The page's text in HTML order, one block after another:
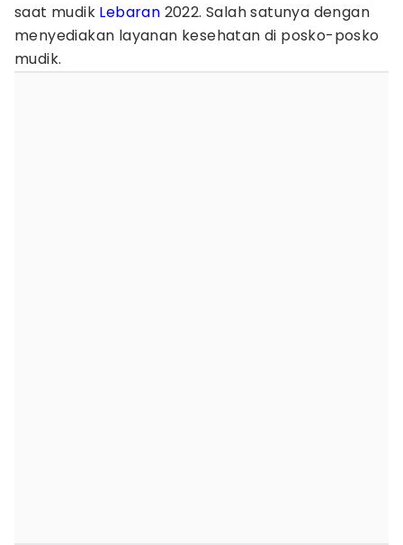
saat mudik Lebaran 2022. Salah satunya dengan
menyediakan layanan kesehatan di posko-posko
mudik.